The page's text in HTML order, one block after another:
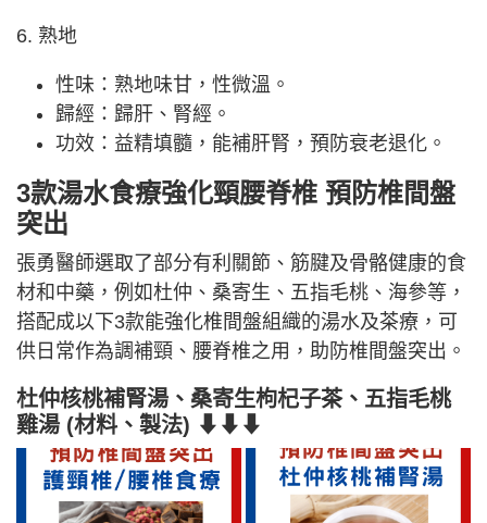
6. 熟地
性味：熟地味甘，性微溫。
歸經：歸肝、腎經。
功效：益精填髓，能補肝腎，預防衰老退化。
3款湯水食療強化頸腰脊椎 預防椎間盤
突出
張勇醫師選取了部分有利關節、筋腱及骨骼健康的食
材和中藥，例如杜仲、桑寄生、五指毛桃、海參等，
搭配成以下3款能強化椎間盤組織的湯水及茶療，可
供日常作為調補頸、腰脊椎之用，助防椎間盤突出。
杜仲核桃補腎湯、桑寄生枸杞子茶、五指毛桃
雞湯 (材料、製法) ⬇⬇⬇